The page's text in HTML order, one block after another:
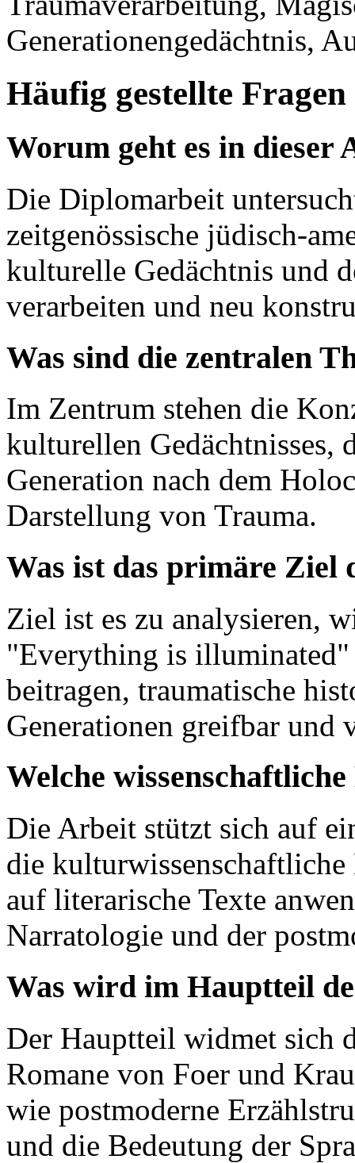
Generationengedächtnis,
Häufig gestellte Fragen
Worum geht es in dieser
Die Diplomarbeit
zeitgenössische jüdisch-
kulturelle Gedächtnis und
verarbeiten und neu
Was sind die zentralen
Im Zentrum stehen die
kulturellen Gedächtnisses,
Generation nach dem
Darstellung von Trauma.
Was ist das primäre Ziel
Ziel ist es zu analysieren,
"Everything is
beitragen, traumatische
Generationen greifbar und
Welche
Die Arbeit stützt sich auf
die
auf literarische Texte
Narratologie und der
Was wird im Hauptteil
Der Hauptteil widmet sich
Romane von Foer und
wie postmoderne
und die Bedeutung der